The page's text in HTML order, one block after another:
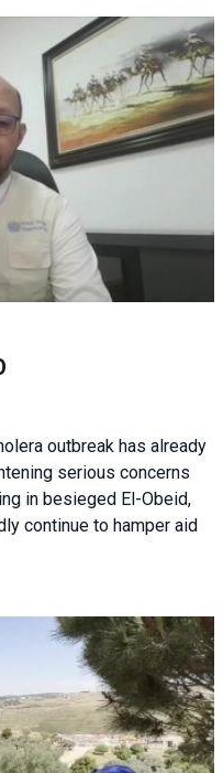
outbreak has already
serious concerns
in besieged El-Obeid,
continue to hamper aid